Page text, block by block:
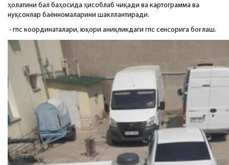
ҳолатини бал баҳосида ҳисоблаб чиқади ва картограмма ва
нуқсонлар баённомаларини шакллантиради.
- гпс координаталари, юқори аниқликдаги гпс сенсорига боғлаш.